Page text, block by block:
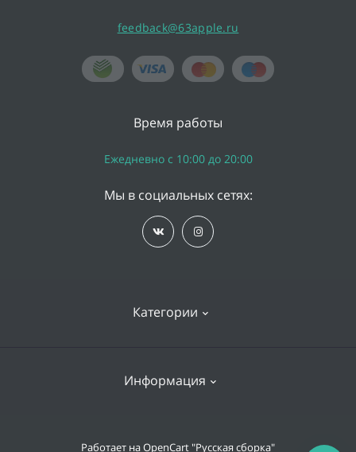
feedback@63apple.ru
Категории
Информация
Доставка и оплата
Время работы
Ежедневно с 10:00 до 20:00
Мы в социальных сетях:
Работает наOpenCart "Русская сборка"